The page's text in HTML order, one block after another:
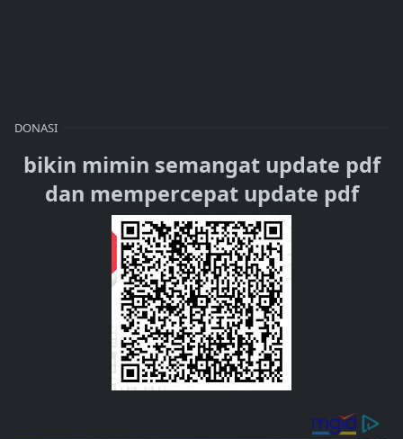
DONASI
bikin mimin semangat update pdf
dan mempercepat update pdf